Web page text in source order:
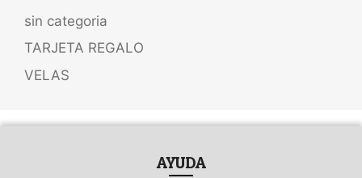
sin categoria
TARJETA REGALO
VELAS
AYUDA